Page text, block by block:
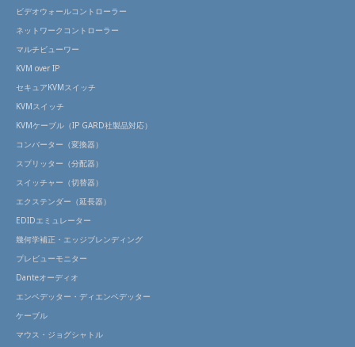
ビデオウォールコントローラー
ネットワークコントローラー
マルチビューワー
KVM over IP
セキュアKVMスイッチ
KVMスイッチ
KVMケーブル（IP GARD社製品対応）
コンバーター（変換器）
スプリッター（分配器）
スイッチャー（切替器）
エクステンダー（延長器）
EDIDエミュレーター
幾何学補正・エッジブレンディング
プレビューモニター
Danteオーディオ
エンベデッター・ディエンベデッター
ケーブル
マウス・ジョグシャトル